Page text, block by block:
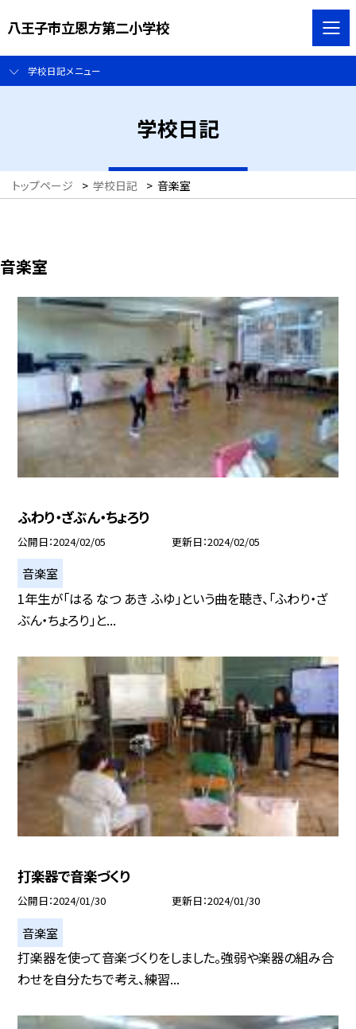
八王子市立恩方第二小学校
学校日記メニュー
学校日記
トップページ > 学校日記 > 音楽室
音楽室
ふわり・ざぶん・ちょろり
公開日 2024/02/05 更新日 2024/02/05
音楽室
1年生が「はる なつ あき ふゆ」という曲を聴き、「ふわり・ざ
ぶん・ちょろり」と...
打楽器で音楽づくり
公開日 2024/01/30 更新日 2024/01/30
音楽室
打楽器を使って音楽づくりをしました。強弱や楽器の組み合
わせを自分たちで考え、練習...